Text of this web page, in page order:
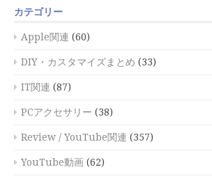
カテゴリー
Apple関連 (60)
DIY・カスタマイズまとめ (33)
IT関連 (87)
PCアクセサリー (38)
Review / YouTube関連 (357)
YouTube動画 (62)